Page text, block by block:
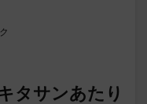
タサンあたり